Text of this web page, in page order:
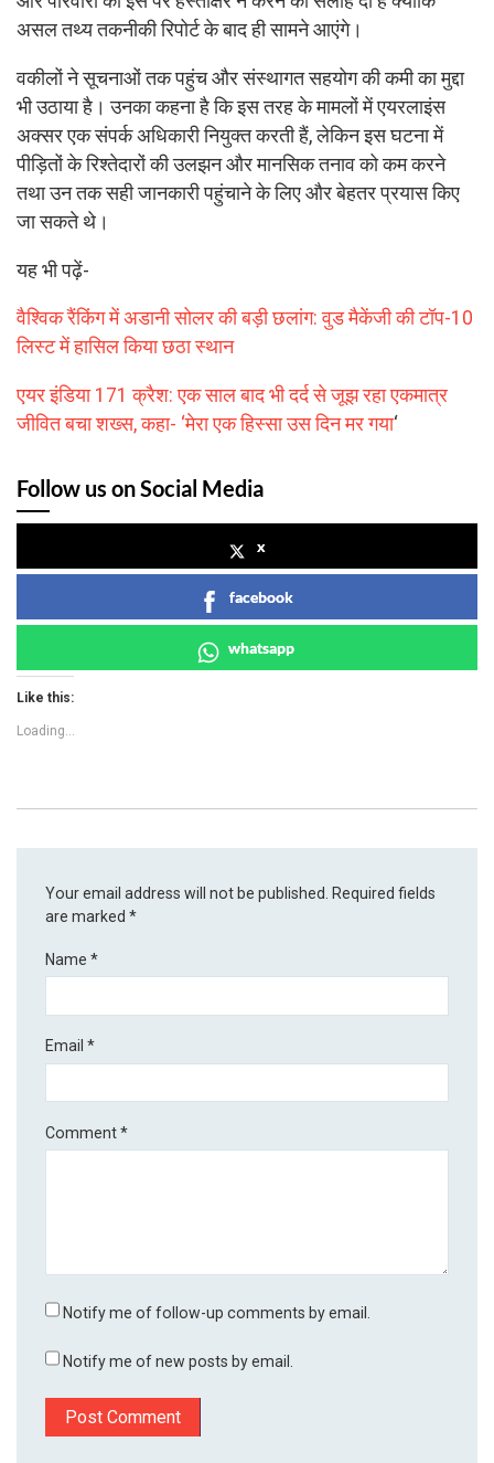
असल तथ्य तकनीकी रिपोर्ट के बाद ही सामने आएंगे।
वकीलों ने सूचनाओं तक पहुंच और संस्थागत सहयोग की कमी का मुद्दा
भी उठाया है। उनका कहना है कि इस तरह के मामलों में एयरलाइंस
अक्सर एक संपर्क अधिकारी नियुक्त करती हैं, लेकिन इस घटना में
पीड़ितों के रिश्तेदारों की उलझन और मानसिक तनाव को कम करने
तथा उन तक सही जानकारी पहुंचाने के लिए और बेहतर प्रयास किए
जा सकते थे।
यह भी पढ़ें-
वैश्विक रैंकिंग में अडानी सोलर की बड़ी छलांग: वुड मैकेंजी की टॉप-10
लिस्ट में हासिल किया छठा स्थान
एयर इंडिया 171 क्रैश: एक साल बाद भी दर्द से जूझ रहा एकमात्र
जीवित बचा शख्स, कहा- ‘मेरा एक हिस्सा उस दिन मर गया‘
Follow us on Social Media
x
facebook
whatsapp
Like this:
Loading...
Your email address will not be published.
Required fields
are marked*
Name*
Email*
Comment*
Notify me of follow-up comments by email.
Notify me of new posts by email.